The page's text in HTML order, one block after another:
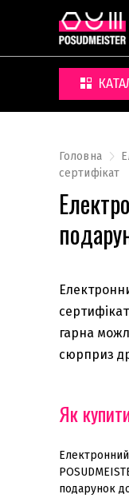
Головна
сертифікат
гарна
сюрприз
Як
подарунок